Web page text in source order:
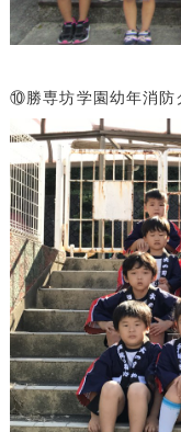
⑩勝専坊学園幼年消防